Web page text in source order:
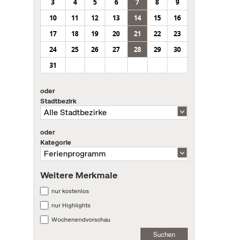
3
4 5 6 7 8
9
10
11 12 13 14 15
16
17
18 19 20 21 22
23
24
25 26 27 28 29
30
31
oder
Stadtbezirk
oder
Kategorie
Weitere Merkmale
nur kostenlos
nur Highlights
Wochenendvorschau
Suchen